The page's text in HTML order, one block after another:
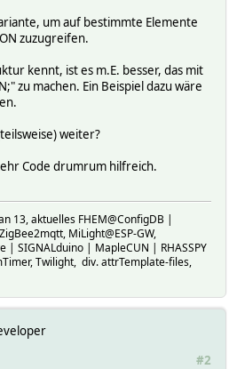
um auf bestimmte Elemente
zuzugreifen.
kennt, ist es m.E. besser, das mit
zu machen. Ein Beispiel dazu wäre
weiter?
Code drumrum hilfreich.
13, aktuelles FHEM@ConfigDB |
MiLight@ESP-GW,
| SIGNALduino | MapleCUN | RHASSPY
Twilight, div. attrTemplate-files,
#2